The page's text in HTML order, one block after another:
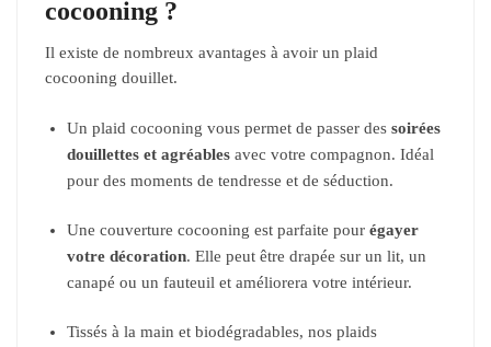
cocooning ?
Il existe de nombreux avantages à avoir un plaid
cocooning douillet.
Un plaid cocooning vous permet de passer des soirées
douillettes et agréables avec votre compagnon. Idéal
pour des moments de tendresse et de séduction.
Une couverture cocooning est parfaite pour égayer
votre décoration. Elle peut être drapée sur un lit, un
canapé ou un fauteuil et améliorera votre intérieur.
Tissés à la main et biodégradables, nos plaids